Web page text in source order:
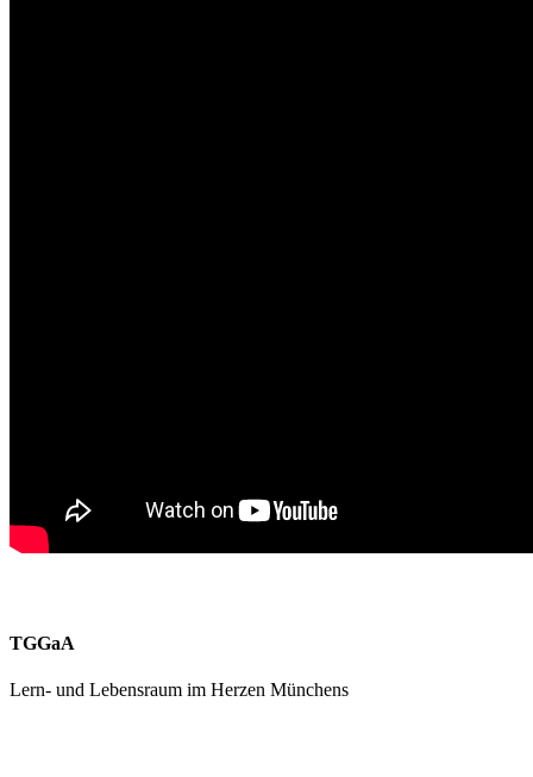
TGGaA
Lern- und Lebensraum im Herzen Münchens